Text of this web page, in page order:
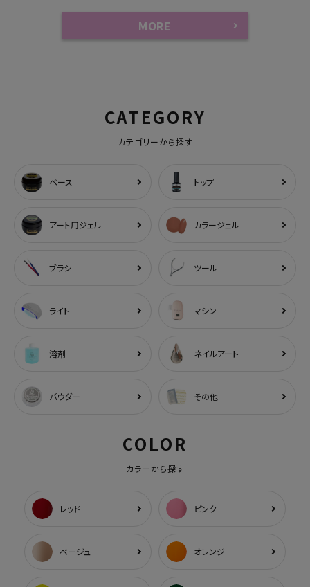
MORE
CATEGORY
カテゴリーから探す
ベース トップ
アート用ジェル カラージェル
ブラシ ツール
ライト マシン
溶剤 ネイルアート
パウダー その他
COLOR
カラーから探す
レッド ピンク
ベージュ オレンジ